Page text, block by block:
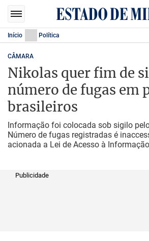
Início Política
CÂMARA
Nikolas quer fim de
número de fugas em
brasileiros
Informação foi colocada sob sigilo
Número de fugas registradas é
acionada a Lei de Acesso à Informação
Publicidade